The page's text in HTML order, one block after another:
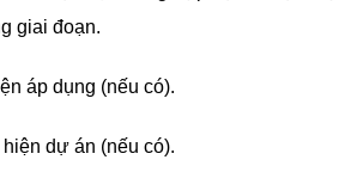
giai đoạn.
áp dụng (nếu có).
dự án (nếu có).